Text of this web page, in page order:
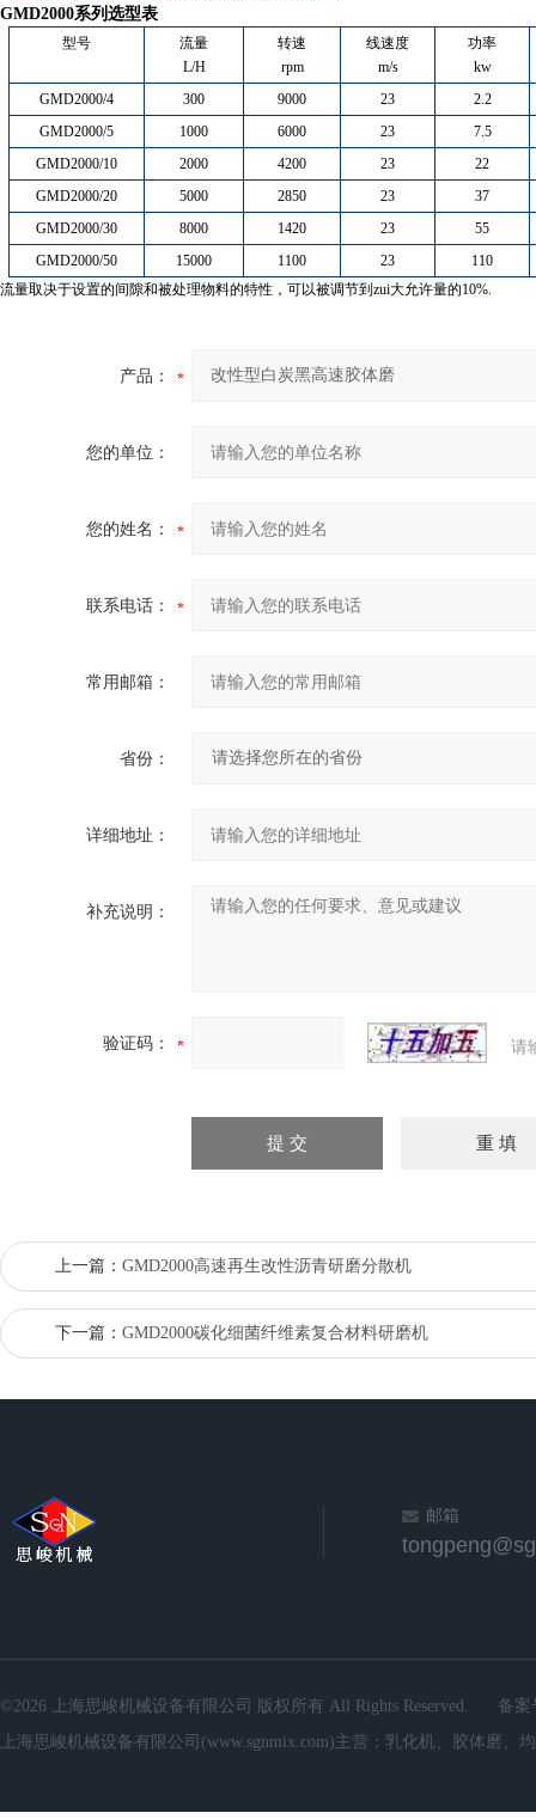
GMD2000系列 选型表
型号
流量
L/H
转速
rpm
线速度
m/s
功率
kw
GMD2000/4
300 9000 23
2.2
GMD2000/5
1000 6000 23
7.5
GMD2000/10
2000 4200 23
22
GMD2000/20
5000 2850 23
37
GMD2000/30
8000 1420 23
55
GMD2000/50
15000 1100 23
110
流量取决于设置的间隙和被处理物料的特性，可以被调节到zui大允许量的10%.
产品：
您的单位：
您的姓名：
联系电话：
常用邮箱：
省份：
详细地址：
补充说明：
验证码： 请
上一篇： GMD2000高速再生改性沥青研磨分散机
下一篇： GMD2000碳化细菌纤维素复合材料研磨机
邮箱
©2026 上海思峻机械设备有限公司 版权所有 All Rights Reserved.
备案
上海思峻机械设备有限公司(www.sgnmix.com)主营：乳化机、胶体磨